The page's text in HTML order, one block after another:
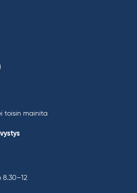
toisin mainita
8.30–12